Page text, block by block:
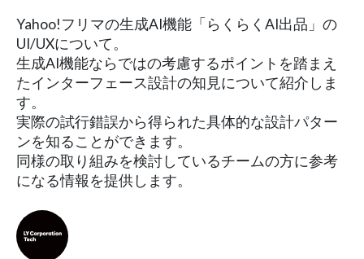
Yahoo!フリマの生成AI機能「らくらくAI出品」の
UI/UXについて。
生成AI機能ならではの考慮するポイントを踏まえ
たインターフェース設計の知見について紹介しま
す。
実際の試行錯誤から得られた具体的な設計パター
ンを知ることができます。
同様の取り組みを検討しているチームの方に参考
になる情報を提供します。